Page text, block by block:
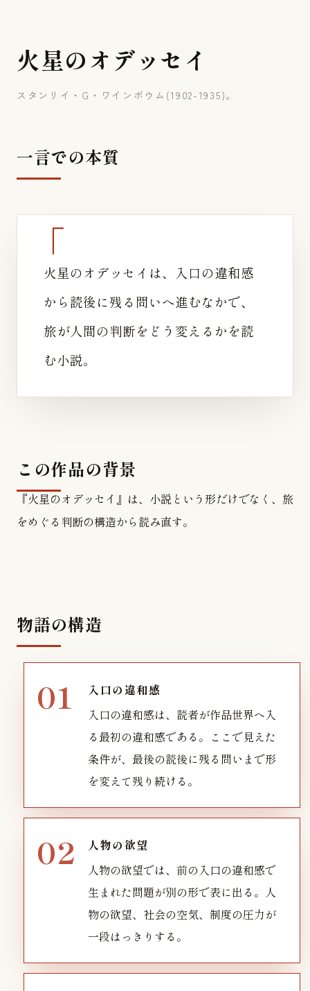
火星のオ デッセ イ
スタンリイ・G・ワインボウム(1902-1935)。
一言での本質
火星のオデッセイは、入口の違和感
から読後に残る問いへ進むなかで、
旅が人間の判断をどう変えるかを読
む小説。
この作品の背景
『火星のオデッセイ』は、小説という形だけでなく、旅
をめぐる判断の構造から読み直す。
物語の構造
入口の違和感
入口の違和感は、読者が作品世界へ入
る最初の違和感である。ここで見えた
条件が、最後の読後に残る問いまで形
を変えて残り続ける。
人物の欲望
人物の欲望では、前の入口の違和感で
生まれた問題が別の形で表に出る。人
物の欲望、社会の空気、制度の圧力が
一段はっきりする。